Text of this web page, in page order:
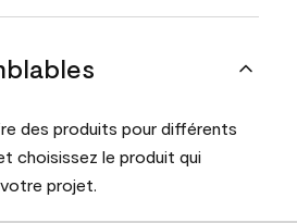
des produits pour différents
choisissez le produit qui
projet.